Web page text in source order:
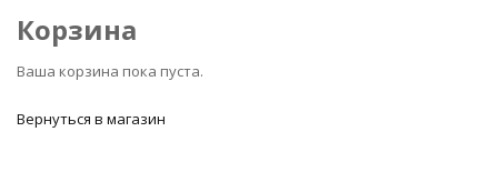
Корзина
Ваша корзина пока пуста.
Вернуться в магазин